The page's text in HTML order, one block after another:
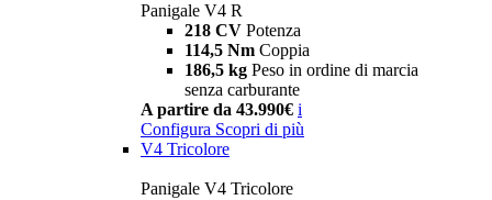
Panigale V4 R
218 CV Potenza
114,5 Nm Coppia
186,5 kg Peso in ordine di marcia
senza carburante
A partire da 43.990€ i
Configura Scopri di più
V4 Tricolore
Panigale V4 Tricolore